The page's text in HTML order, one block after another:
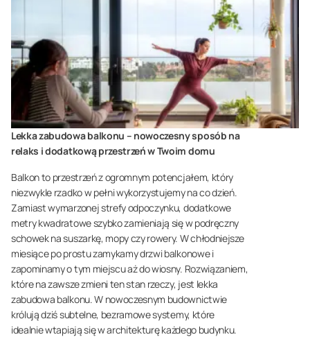
Lekka zabudowa balkonu – nowoczesny sposób na
relaks i dodatkową przestrzeń w Twoim domu
Balkon to przestrzeń z ogromnym potencjałem, który
niezwykle rzadko w pełni wykorzystujemy na co dzień.
Zamiast wymarzonej strefy odpoczynku, dodatkowe
metry kwadratowe szybko zamieniają się w podręczny
schowek na suszarkę, mopy czy rowery. W chłodniejsze
miesiące po prostu zamykamy drzwi balkonowe i
zapominamy o tym miejscu aż do wiosny. Rozwiązaniem,
które na zawsze zmieni ten stan rzeczy, jest lekka
zabudowa balkonu. W nowoczesnym budownictwie
królują dziś subtelne, bezramowe systemy, które
idealnie wtapiają się w architekturę każdego budynku.